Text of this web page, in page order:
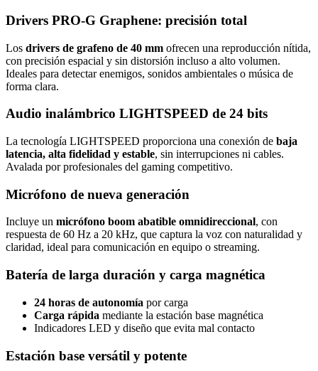
Drivers PRO-G Graphene: precisión total
Los drivers de grafeno de 40 mm ofrecen una reproducción nítida,
con precisión espacial y sin distorsión incluso a alto volumen.
Ideales para detectar enemigos, sonidos ambientales o música de
forma clara.
Audio inalámbrico LIGHTSPEED de 24 bits
La tecnología LIGHTSPEED proporciona una conexión de baja
latencia, alta fidelidad y estable, sin interrupciones ni cables.
Avalada por profesionales del gaming competitivo.
Micrófono de nueva generación
Incluye un micrófono boom abatible omnidireccional, con
respuesta de 60 Hz a 20 kHz, que captura la voz con naturalidad y
claridad, ideal para comunicación en equipo o streaming.
Batería de larga duración y carga magnética
24 horas de autonomía por carga
Carga rápida mediante la estación base magnética
Indicadores LED y diseño que evita mal contacto
Estación base versátil y potente